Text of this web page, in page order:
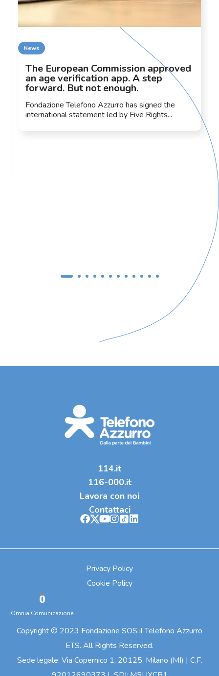
News
The European Commission approved
an age verification app. A step
forward. But not enough.
Fondazione Telefono Azzurro has signed the
international statement led by Five Rights...
114.it
116-000.it
Lavora con noi
Contattaci
Privacy Policy
Cookie Policy
Omnia Comunicazione
Copyright © 2023 Fondazione SOS il Telefono Azzurro
ETS. All Rights Reserved.
Sede legale: Via Copernico 1, 20125, Milano (MI) | C.F.